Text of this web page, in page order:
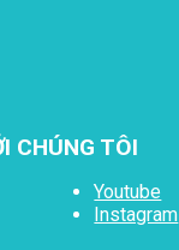
CHÚNG TÔI
Youtube
Instagram